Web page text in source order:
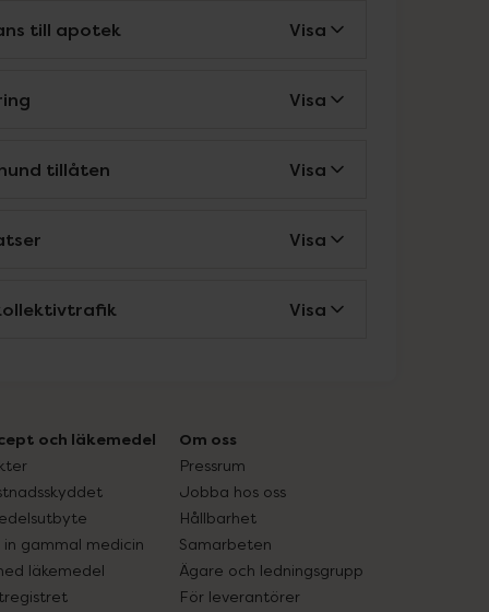
till apotek Visa
Visa
tillåten Visa
Visa
Visa
och läkemedel
in gammal medicin
läkemedel
Om oss
Pressrum
Jobba hos oss
Hållbarhet
Samarbeten
Ägare och ledningsgrupp
För leverantörer